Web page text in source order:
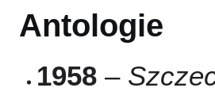
Antologie
1958 –